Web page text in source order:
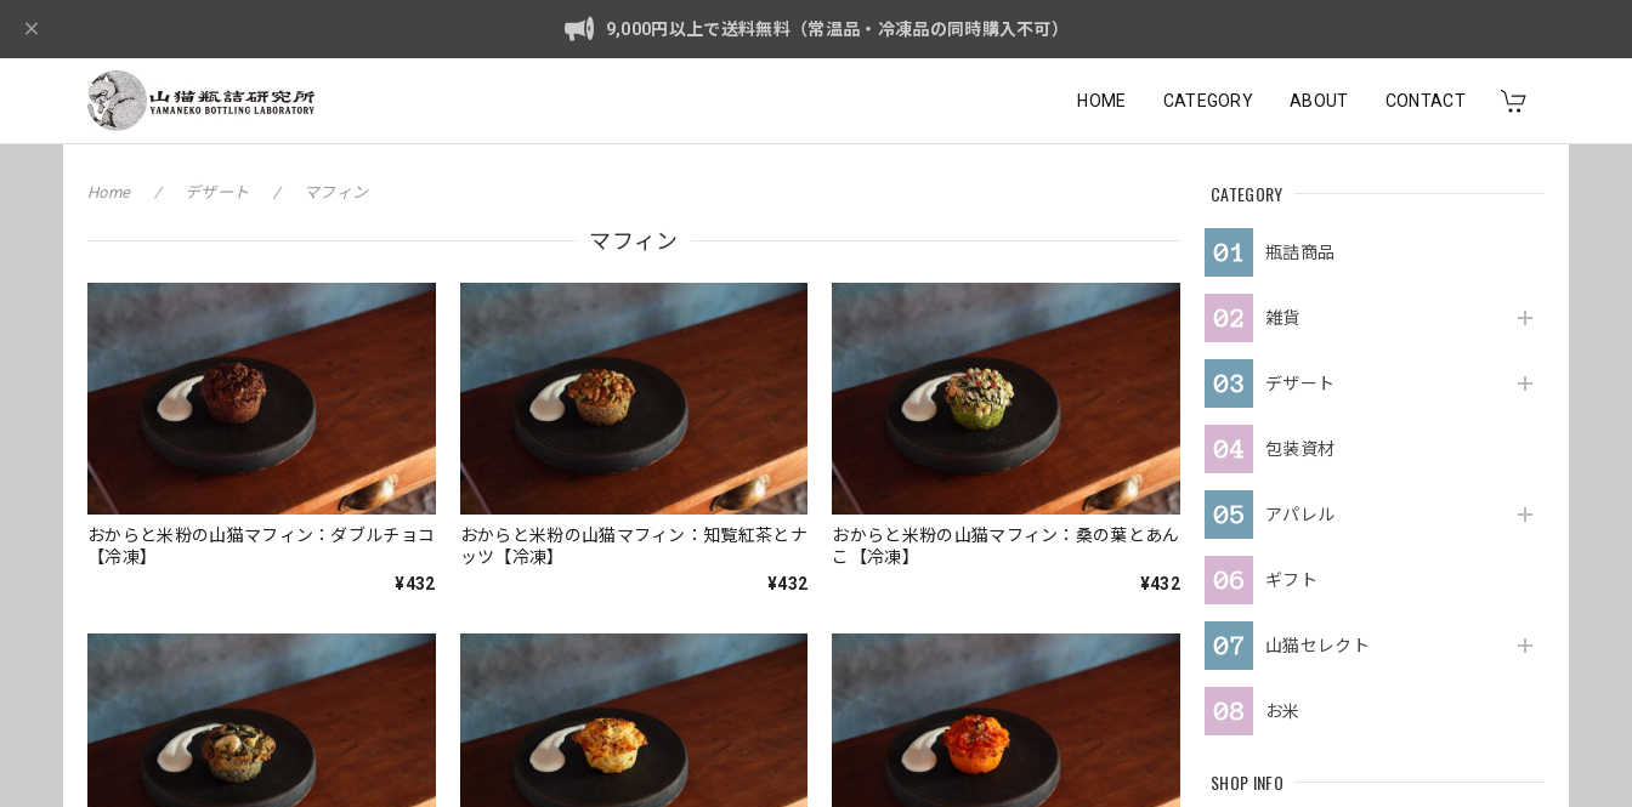
9,000円以上で送料無料（常温品・冷凍品の同時購入不可）
HOME CATEGORY ABOUT CONTACT
CATEGORY
瓶詰商品
雑貨
デザート
包装資材
アパレル
ギフト
山猫セレクト
お米
SHOP INFO
Home デザート マフィン
マフィン
おからと米粉の山猫マフィン：ダブルチョコ
【冷凍】
¥432
おからと米粉の山猫マフィン：知覧紅茶とナ
ッツ【冷凍】
¥432
おからと米粉の山猫マフィン：桑の葉とあん
こ【冷凍】
¥432